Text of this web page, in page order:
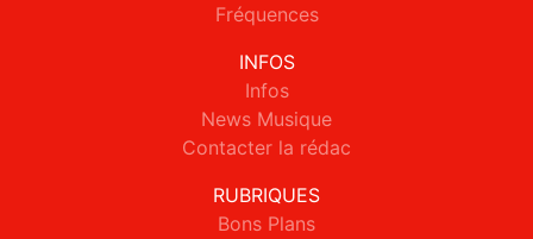
Fréquences
INFOS
Infos
News Musique
Contacter la rédac
RUBRIQUES
Bons Plans